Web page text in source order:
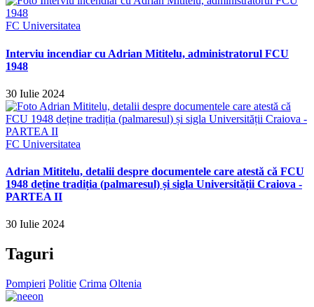
FC Universitatea
Interviu incendiar cu Adrian Mititelu, administratorul FCU
1948
30 Iulie 2024
FC Universitatea
Adrian Mititelu, detalii despre documentele care atestă că FCU
1948 deține tradiția (palmaresul) și sigla Universității Craiova -
PARTEA II
30 Iulie 2024
Taguri
Pompieri Politie Crima Oltenia